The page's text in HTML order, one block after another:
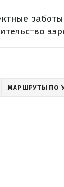
МАРШРУТЫ ПО